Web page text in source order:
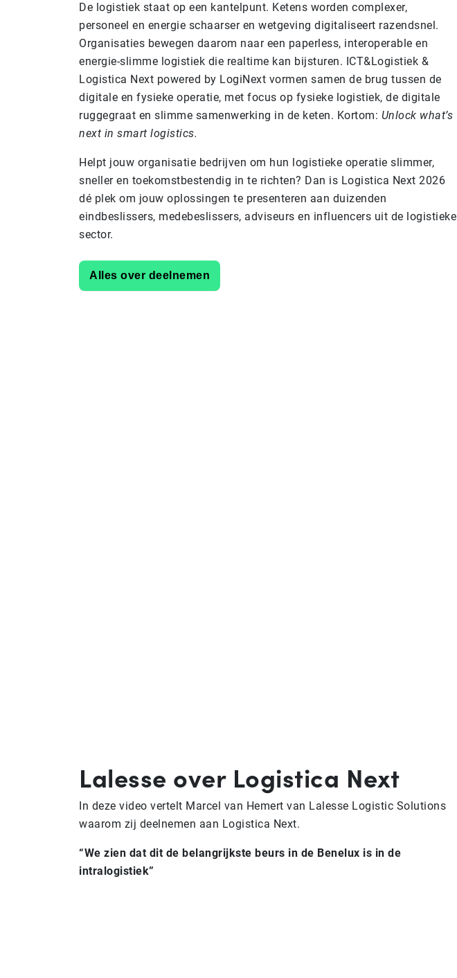
De logistiek staat op een kantelpunt. Ketens worden complexer,
personeel en energie schaarser en wetgeving digitaliseert razendsnel.
Organisaties bewegen daarom naar een paperless, interoperable en
energie-slimme logistiek die realtime kan bijsturen. ICT&Logistiek &
Logistica Next powered by LogiNext vormen samen de brug tussen de
digitale en fysieke operatie, met focus op fysieke logistiek, de digitale
ruggegraat en slimme samenwerking in de keten. Kortom: Unlock what’s
next in smart logistics.
Helpt jouw organisatie bedrijven om hun logistieke operatie slimmer,
sneller en toekomstbestendig in te richten? Dan is Logistica Next 2026
dé plek om jouw oplossingen te presenteren aan duizenden
eindbeslissers, medebeslissers, adviseurs en influencers uit de logistieke
sector.
Alles over deelnemen
Lalesse over Logistica Next
In deze video vertelt Marcel van Hemert van Lalesse Logistic Solutions
waarom zij deelnemen aan Logistica Next.
“We zien dat dit de belangrijkste beurs in de Benelux is in de
intralogistiek”